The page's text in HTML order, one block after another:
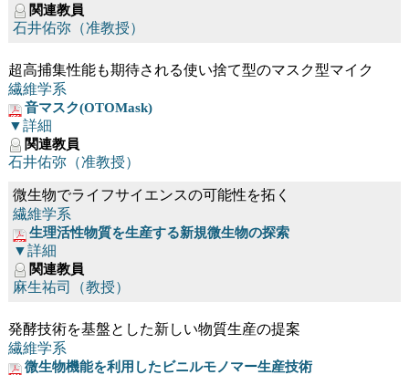
関連教員
石井佑弥（准教授）
超高捕集性能も期待される使い捨て型のマスク型マイク
繊維学系
音マスク(OTOMask)
▼詳細
関連教員
石井佑弥（准教授）
微生物でライフサイエンスの可能性を拓く
繊維学系
生理活性物質を生産する新規微生物の探索
▼詳細
関連教員
麻生祐司（教授）
発酵技術を基盤とした新しい物質生産の提案
繊維学系
微生物機能を利用したビニルモノマー生産技術